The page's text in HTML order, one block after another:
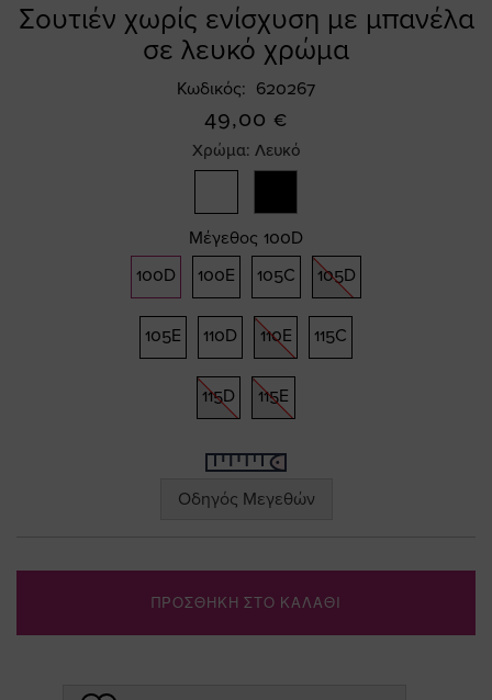
Σουτιέν χωρίς ενίσχυση με μπανέλα
σε λευκό χρώμα
Κωδικός 620267
49,00 €
Χρώμα: Λευκό
Μέγεθος 100D
100D
100E 105C 105D
105E 110D 110E 115C
115D 115E
Οδηγός Μεγεθών
ΠΡΟΣΘΗΚΗ ΣΤΟ ΚΑΛΑΘΙ
Skip